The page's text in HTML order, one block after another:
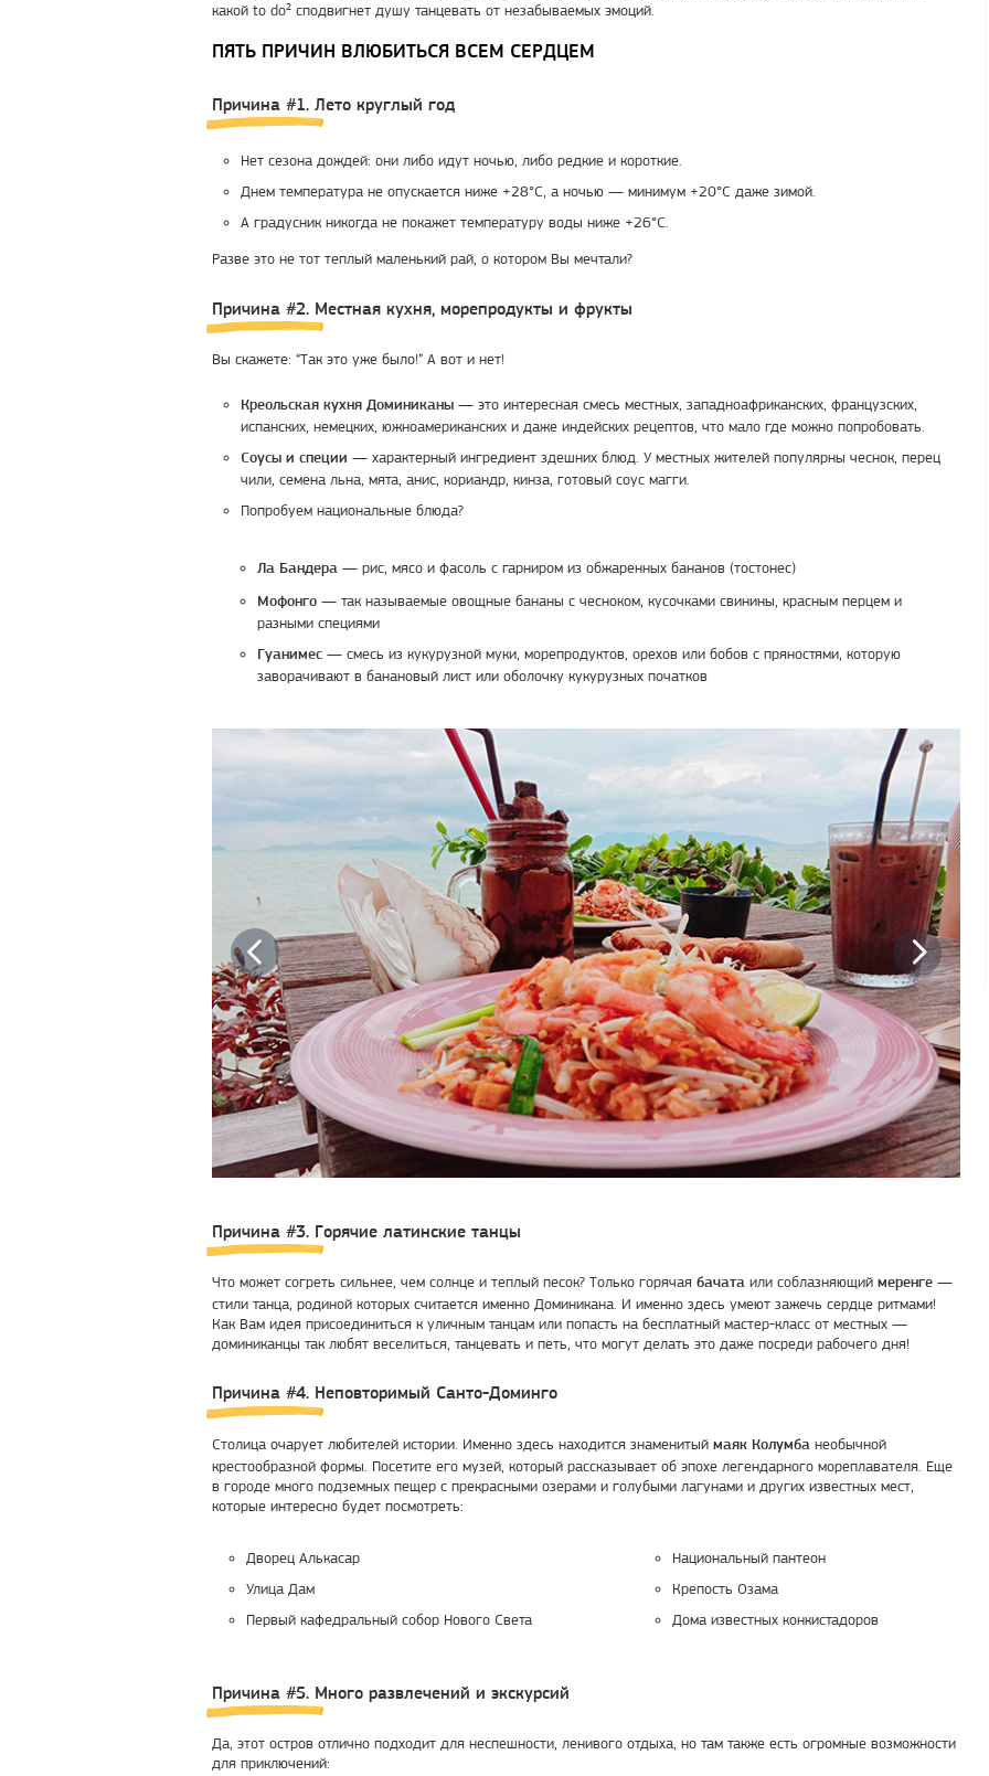
какой to do² сподвигнет душу танцевать от незабываемых эмоций.
ПЯТЬ ПРИЧИН ВЛЮБИТЬСЯ ВСЕМ СЕРДЦЕМ
Причина #1. Лето круглый год
Нет сезона дождей: они либо идут ночью, либо редкие и короткие.
Днем температура не опускается ниже +28°С, а ночью — минимум +20°С даже зимой.
А градусник никогда не покажет температуру воды ниже +26°С.
Разве это не тот теплый маленький рай, о котором Вы мечтали?
Причина #2. Местная кухня, морепродукты и фрукты
Вы скажете: “Так это уже было!” А вот и нет!
Креольская кухня Доминиканы — это интересная смесь местных, западноафриканских, французских,
испанских, немецких, южноамериканских и даже индейских рецептов, что мало где можно попробовать.
Соусы и специи — характерный ингредиент здешних блюд. У местных жителей популярны чеснок, перец
чили, семена льна, мята, анис, кориандр, кинза, готовый соус магги.
Попробуем национальные блюда?
Ла Бандера — рис, мясо и фасоль с гарниром из обжаренных бананов (тостонес)
Мофонго — так называемые овощные бананы с чесноком, кусочками свинины, красным перцем и
разными специями
Гуанимес — смесь из кукурузной муки, морепродуктов, орехов или бобов с пряностями, которую
заворачивают в банановый лист или оболочку кукурузных початков
Причина #3. Горячие латинские танцы
Что может согреть сильнее, чем солнце и теплый песок? Только горячая бачата или соблазняющий меренге —
стили танца, родиной которых считается именно Доминикана. И именно здесь умеют зажечь сердце ритмами!
Как Вам идея присоединиться к уличным танцам или попасть на бесплатный мастер-класс от местных —
доминиканцы так любят веселиться, танцевать и петь, что могут делать это даже посреди рабочего дня!
Причина #4. Неповторимый Санто-Доминго
Столица очарует любителей истории. Именно здесь находится знаменитый маяк Колумба необычной
крестообразной формы. Посетите его музей, который рассказывает об эпохе легендарного мореплавателя. Еще
в городе много подземных пещер с прекрасными озерами и голубыми лагунами и других известных мест,
которые интересно будет посмотреть:
Дворец Алькасар
Улица Дам
Первый кафедральный собор Нового Света
Национальный пантеон
Крепость Озама
Дома известных конкистадоров
Причина #5. Много развлечений и экскурсий
Да, этот остров отлично подходит для неспешности, ленивого отдыха, но там также есть огромные возможности
для приключений: